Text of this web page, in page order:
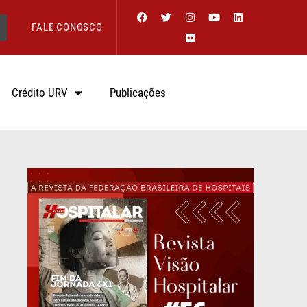
FALE CONOSCO
Crédito URV Publicações